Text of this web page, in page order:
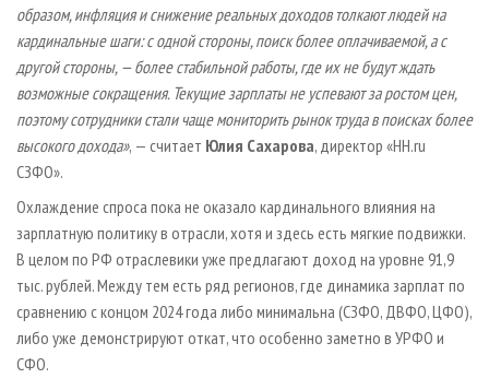
образом, инфляция и снижение реальных доходов толкают людей на
кардинальные шаги: с одной стороны, поиск более оплачиваемой, а с
другой стороны, — более стабильной работы, где их не будут ждать
возможные сокращения. Текущие зарплаты не успевают за ростом цен,
поэтому сотрудники стали чаще мониторить рынок труда в поисках более
высокого дохода», — считает Юлия Сахарова, директор «HH.ru
СЗФО».
Охлаждение спроса пока не оказало кардинального влияния на
зарплатную политику в отрасли, хотя и здесь есть мягкие подвижки.
В целом по РФ отраслевики уже предлагают доход на уровне 91,9
тыс. рублей. Между тем есть ряд регионов, где динамика зарплат по
сравнению с концом 2024 года либо минимальна (СЗФО, ДВФО, ЦФО),
либо уже демонстрируют откат, что особенно заметно в УРФО и
СФО.